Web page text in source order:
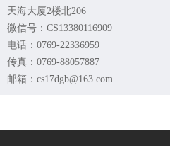
天海大厦2楼北206
微信号：CS13380116909
电话：0769-22336959
传真：0769-88057887
邮箱：cs17dgb@163.com